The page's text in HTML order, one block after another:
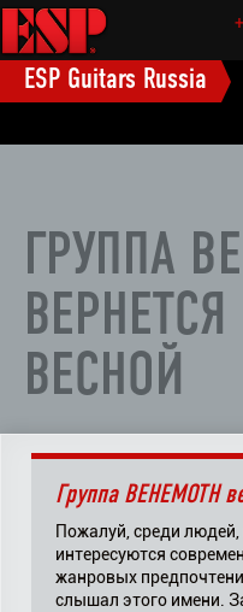
ESP Guitars Russia
ГРУППА
ВЕСНОЙ
Группа BEHEMOTH
Пожалуй, среди
интересуются
жанровых
слышал этого имени.